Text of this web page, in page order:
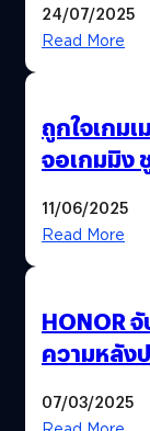
24/07/2025
Read More
ถูกใจเกมเ
จอเกมมิง
11/06/2025
Read More
HONOR
ความหลัง
07/03/2025